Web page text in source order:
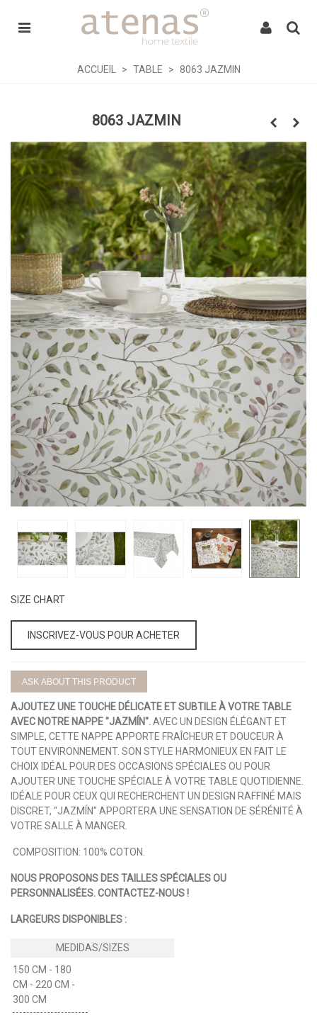
ACCUEIL > TABLE > 8063 JAZMIN
8063 JAZMIN
SIZE CHART
INSCRIVEZ-VOUS POUR ACHETER
ASK ABOUT THIS PRODUCT
AJOUTEZ UNE TOUCHE DÉLICATE ET SUBTILE À VOTRE TABLE
AVEC NOTRE NAPPE "JAZMÍN".AVEC UN DESIGN ÉLÉGANT ET
SIMPLE, CETTE NAPPE APPORTE FRAÎCHEUR ET DOUCEUR À
TOUT ENVIRONNEMENT. SON STYLE HARMONIEUX EN FAIT LE
CHOIX IDÉAL POUR DES OCCASIONS SPÉCIALES OU POUR
AJOUTER UNE TOUCHE SPÉCIALE À VOTRE TABLE QUOTIDIENNE.
IDÉALE POUR CEUX QUI RECHERCHENT UN DESIGN RAFFINÉ MAIS
DISCRET, "JAZMÍN" APPORTERA UNE SENSATION DE SÉRÉNITÉ À
VOTRE SALLE À MANGER.
COMPOSITION: 100% COTON.
NOUS PROPOSONS DES TAILLES SPÉCIALES OU
PERSONNALISÉES. CONTACTEZ-NOUS !
LARGEURS DISPONIBLES :
150 CM - 180
CM - 220 CM -
300 CM